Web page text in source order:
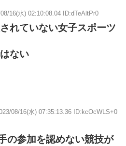
16(水) 02:10:08.04 ID:dTeAltPr0
れていない女子スポーツ
ない
08/16(水) 07:35:13.36 ID:kcOcWLS+0
の参加を認めない競技が